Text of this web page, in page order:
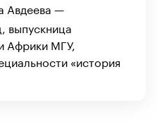
Авдеева —
выпускница
Африки МГУ,
«история